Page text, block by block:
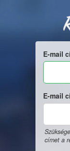
E-mail
E-mail
címet a